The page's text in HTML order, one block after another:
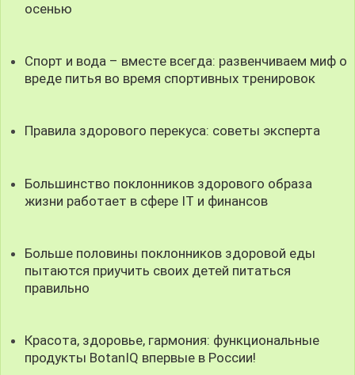
осенью
Спорт и вода – вместе всегда: развенчиваем миф о
вреде питья во время спортивных тренировок
Правила здорового перекуса: советы эксперта
Большинство поклонников здорового образа
жизни работает в сфере IT и финансов
Больше половины поклонников здоровой еды
пытаются приучить своих детей питаться
правильно
Красота, здоровье, гармония: функциональные
продукты BotanIQ впервые в России!